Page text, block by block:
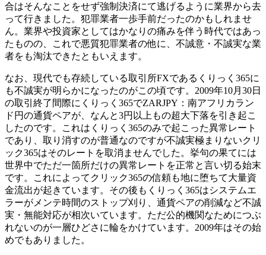
合はそんなことをせず強制決済にて逃げるように業界から去
って行きました。犯罪業者一歩手前だったのかもしれませ
ん。業界や投資家としてはかなりの痛みを伴う時代ではあっ
たものの、これで悪質犯罪業者の他に、不誠意・不誠実な業
者をも淘汰できたともいえます。
なお、現代でも存続している取引所FXであるくりっく365に
も不誠実が明らかになったのがこの頃です。2009年10月30日
の取引終了間際にくりっく365でZARJPY：南アフリカラン
ド円の通貨ペアが、なんと3円以上もの超大下落を引き起こ
したのです。これはくりっく365のみで起こった異常レート
であり、取り消すのが普通なのですが不誠実極まりないクリ
ック365はそのレートを取消ませんでした。挙句の果てには
世界中でただ一箇所だけの異常レートを正常と言い切る始末
です。これによってクリック365の信頼も地に堕ちて大量資
金流出が起きています。その後もくりっく365はシステムエ
ラーがメンテ時間のストップ刈り、通貨ペアの削減など不誠
実・無能対応が相次いています。ただ公的機関なためにつぶ
れないのが一層ひどさに輪をかけています。2009年はその始
めでもありました。